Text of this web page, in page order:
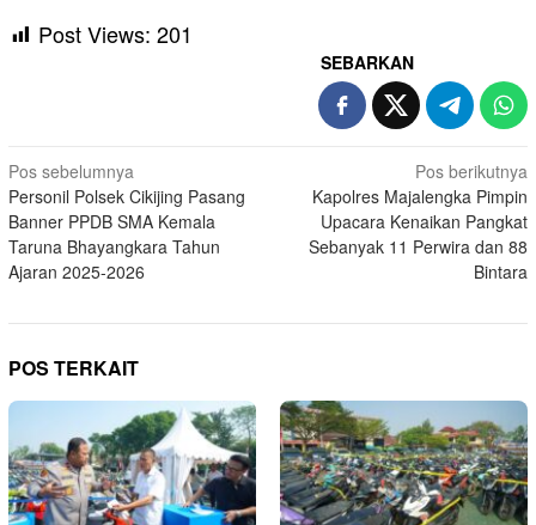
Post Views: 201
SEBARKAN
Navigasi
pos
Pos sebelumnya
Personil Polsek Cikijing Pasang
Banner PPDB SMA Kemala
Taruna Bhayangkara Tahun
Ajaran 2025-2026
Pos berikutnya
Kapolres Majalengka Pimpin
Upacara Kenaikan Pangkat
Sebanyak 11 Perwira dan 88
Bintara
POS TERKAIT